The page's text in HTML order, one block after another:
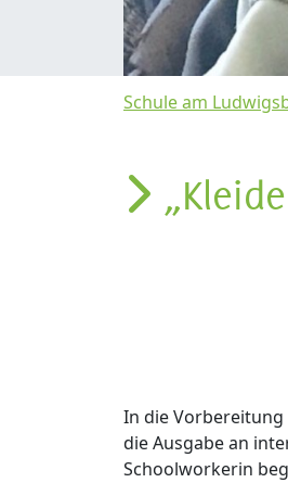
Schule am
In die Vorbereitung
die Ausgabe an
Schoolworkerin